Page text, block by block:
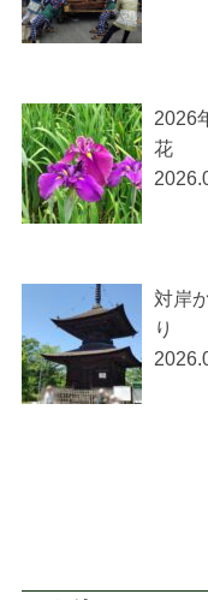
2026
花
対岸
り